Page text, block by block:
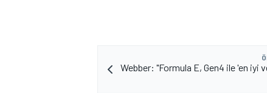
Webber: "Formula E, Gen4 ile 'en iyi